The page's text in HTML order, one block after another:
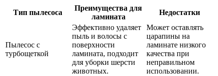
Тип пылесоса
Преимущества для
ламината
Недостатки
Пылесос с
турбощеткой
Эффективно удаляет
пыль и волосы с
поверхности
ламината, подходит
для уборки шерсти
животных.
Может оставлять
царапины на
ламинате низкого
качества при
неправильном
использовании.